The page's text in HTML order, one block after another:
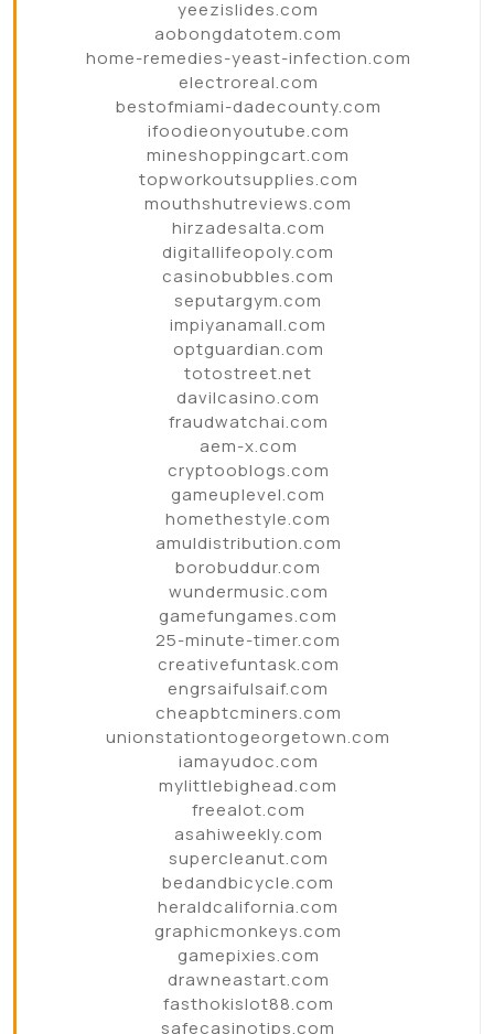
yeezislides.com
aobongdatotem.com
home-remedies-yeast-infection.com
electroreal.com
bestofmiami-dadecounty.com
ifoodieonyoutube.com
mineshoppingcart.com
topworkoutsupplies.com
mouthshutreviews.com
hirzadesalta.com
digitallifeopoly.com
casinobubbles.com
seputargym.com
impiyanamall.com
optguardian.com
totostreet.net
davilcasino.com
fraudwatchai.com
aem-x.com
cryptooblogs.com
gameuplevel.com
homethestyle.com
amuldistribution.com
borobuddur.com
wundermusic.com
gamefungames.com
25-minute-timer.com
creativefuntask.com
engrsaifulsaif.com
cheapbtcminers.com
unionstationtogeorgetown.com
iamayudoc.com
mylittlebighead.com
freealot.com
asahiweekly.com
supercleanut.com
bedandbicycle.com
heraldcalifornia.com
graphicmonkeys.com
gamepixies.com
drawneastart.com
fasthokislot88.com
safecasinotips.com